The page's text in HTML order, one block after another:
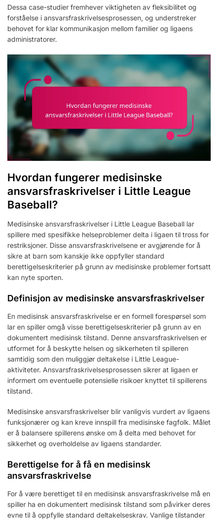
Dessa case-studier fremhever viktigheten av fleksibilitet og
forståelse i ansvarsfraskrivelsesprosessen, og understreker
behovet for klar kommunikasjon mellom familier og ligaens
administratorer.
Hvordan fungerer medisinske
ansvarsfraskrivelser i Little League
Baseball?
Medisinske ansvarsfraskrivelser i Little League Baseball lar
spillere med spesifikke helseproblemer delta i ligaen til tross for
restriksjoner. Disse ansvarsfraskrivelsene er avgjørende for å
sikre at barn som kanskje ikke oppfyller standard
berettigelseskriterier på grunn av medisinske problemer fortsatt
kan nyte sporten.
Definisjon av medisinske ansvarsfraskrivelser
En medisinsk ansvarsfraskrivelse er en formell forespørsel som
lar en spiller omgå visse berettigelseskriterier på grunn av en
dokumentert medisinsk tilstand. Denne ansvarsfraskrivelsen er
utformet for å beskytte helsen og sikkerheten til spilleren
samtidig som den muliggjør deltakelse i Little League-
aktiviteter. Ansvarsfraskrivelsesprosessen sikrer at ligaen er
informert om eventuelle potensielle risikoer knyttet til spillerens
tilstand.
Medisinske ansvarsfraskrivelser blir vanligvis vurdert av ligaens
funksjonærer og kan kreve innspill fra medisinske fagfolk. Målet
er å balansere spillerens ønske om å delta med behovet for
sikkerhet og overholdelse av ligaens standarder.
Berettigelse for å få en medisinsk
ansvarsfraskrivelse
For å være berettiget til en medisinsk ansvarsfraskrivelse må en
spiller ha en dokumentert medisinsk tilstand som påvirker deres
evne til å oppfylle standard deltakelseskrav. Vanlige tilstander